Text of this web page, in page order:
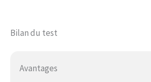
Bilan du test
Avantages